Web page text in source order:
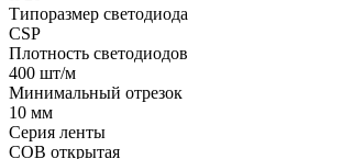
Типоразмер светодиода
CSP
Плотность светодиодов
400 шт/м
Минимальный отрезок
10 мм
Серия ленты
COB открытая